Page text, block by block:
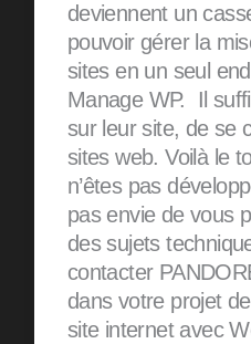
deviennent un
pouvoir gérer la
sites en un seul
Manage WP. Il
sur leur site, de se
sites web. Voilà le
n’êtes pas
pas envie de vous
des sujets
contacter
dans votre projet
site internet avec